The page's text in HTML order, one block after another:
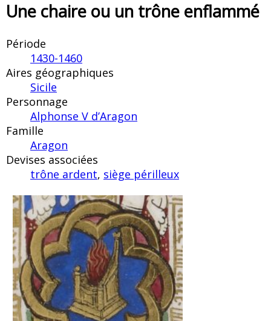
Une chaire ou un trône enflammé
Période
1430-1460
Aires géographiques
Sicile
Personnage
Alphonse V d’Aragon
Famille
Aragon
Devises associées
trône ardent, siège périlleux